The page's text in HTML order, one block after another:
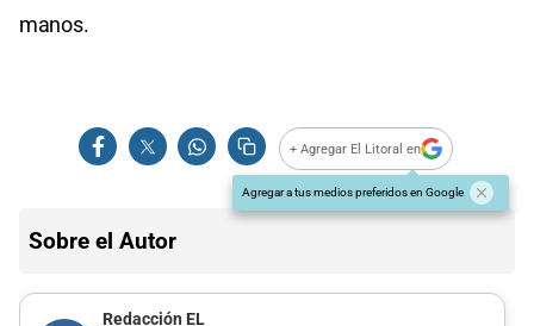
manos.
+ Agregar El Litoral en
Agregar a tus medios preferidos en Google
Sobre el Autor
Redacción EL